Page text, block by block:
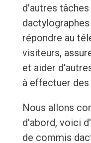
d'autres
répondre au
visiteurs,
et aider
à effectuer
Nous allons
d'abord, voici
de commis